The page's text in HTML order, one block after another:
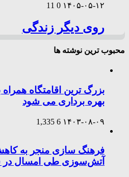
۱۴۰۵-۰۵-۱۲ 0
11
روی دیگر زندگی
محبوب ترین نوشته ها
بزرگ ترین اقامتگاه
بهره برداری می شود
۱۴۰۳-۰۸-۰۹ 6
1,335
آتش‌سوزی طی امسال در